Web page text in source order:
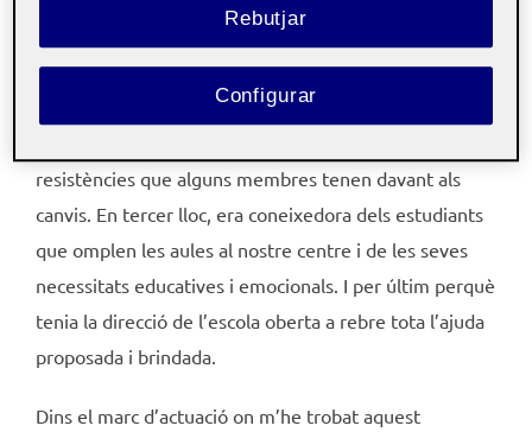
dur a terme la intervenció educativa proposada. En
primer lloc perquè era coneixedora de les fortaleses i
febleses del centre. En segon lloc, per que era
resistències que alguns membres tenen davant als
canvis. En tercer lloc, era coneixedora dels estudiants
que omplen les aules al nostre centre i de les seves
necessitats educatives i emocionals. I per últim perquè
tenia la direcció de l’escola oberta a rebre tota l’ajuda
proposada i brindada.
Dins el marc d’actuació on m’he trobat aquest
Rebutjar
Configurar